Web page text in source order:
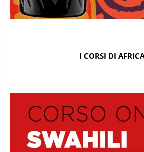
I CORSI DI AFRICA